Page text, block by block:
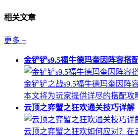
相关文章
更多 +
金铲铲s9.5福牛德玛奎因阵容搭
金铲铲之战s9.5福牛德玛奎因阵
本文将为玩家提供详尽的搭配攻
云顶之弈蟹之狂欢通关技巧详解
云顶之弈蟹之狂欢如何应对？